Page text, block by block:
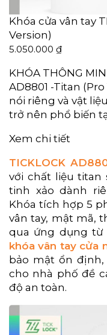
Khóa cửa vân tay
Version)
5.050.000 ₫
KHÓA THÔNG
AD8801 -Titan
nói riêng và vật
trở nên phổ biến
Xem chi tiết
TICKLOCK
với chất liệu titan
tinh xảo dành
Khóa tích hợp 5
vân tay, mật mã,
qua ứng dụng từ
khóa vân tay cửa
bảo mật ổn định,
cho nhà phố đề
độ an toàn.